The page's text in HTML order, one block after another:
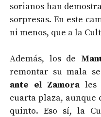
sorianos han
sorpresas. En este
ni menos, que a la
Además, los de
remontar su mala
ante el Zamora les
cuarta plaza, aunque
quinto. Eso sí, la